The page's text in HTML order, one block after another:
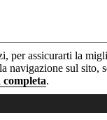
per assicurarti la
navigazione sul sito,
.